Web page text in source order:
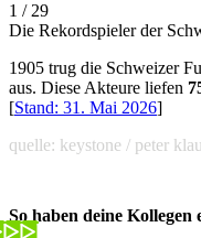
1 / 29
Die Rekordspieler der
1905 trug die Schweizer
aus. Diese Akteure liefen
[Stand: 31. Mai 2026]
quelle: keystone / peter
So haben deine Kollegen